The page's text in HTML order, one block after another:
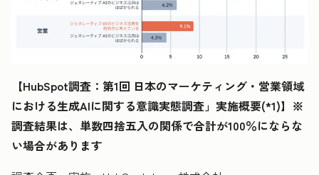
【HubSpot調査：第1回 日本のマーケティング・営業領域
における生成AIに関する意識実態調査」実施概要(*1)】※
調査結果は、単数四捨五入の関係で合計が100％にならな
い場合があります